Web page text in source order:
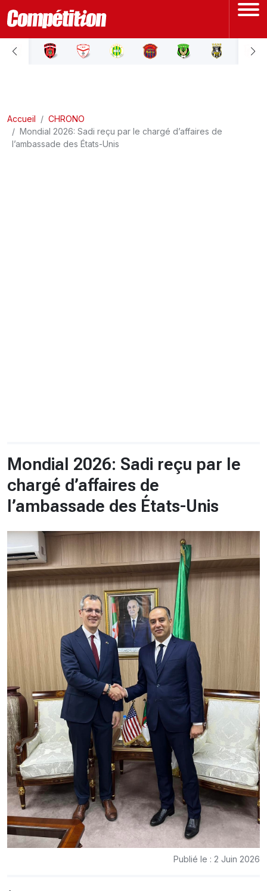
ACCUEIL
LIGUE 2
Accueil
CHRONO
Mondial 2026: Sadi reçu par le chargé d’affaires de
l’ambassade des États-Unis
Mondial 2026: Sadi reçu par le
chargé d’affaires de
l’ambassade des États-Unis
Publié le : 2 Juin 2026